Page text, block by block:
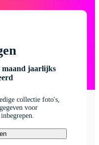
maand jaarlijks
collectie foto's,
voor